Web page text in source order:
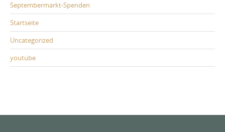
Septembermarkt-Spenden
Startseite
Uncategorized
youtube